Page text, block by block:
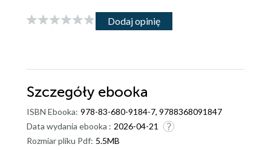
Dodaj opinię
Szczegóły ebooka
ISBN Ebooka: 978-83-680-9184-7, 9788368091847
Data wydania ebooka : 2026-04-21
Rozmiar pliku Pdf: 5.5MB